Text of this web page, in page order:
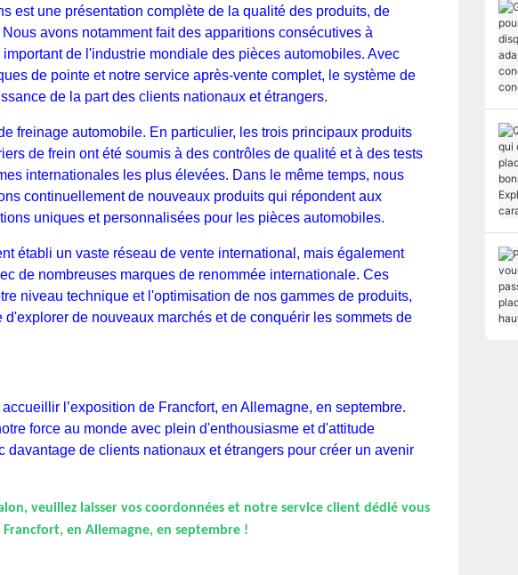
est une présentation complète de la qualité des produits, de
avons notamment fait des apparitions consécutives à
de l'industrie mondiale des pièces automobiles. Avec
de pointe et notre service après-vente complet, le système de
de la part des clients nationaux et étrangers.
freinage automobile. En particulier, les trois principaux produits
de frein ont été soumis à des contrôles de qualité et à des tests
internationales les plus élevées. Dans le même temps, nous
continuellement de nouveaux produits qui répondent aux
uniques et personnalisées pour les pièces automobiles.
établi un vaste réseau de vente international, mais également
de nombreuses marques de renommée internationale. Ces
niveau technique et l'optimisation de nos gammes de produits,
de nouveaux marchés et de conquérir les sommets de
l’exposition de Francfort, en Allemagne, en septembre.
force au monde avec plein d'enthousiasme et d'attitude
de clients nationaux et étrangers pour créer un avenir
veuillez laisser vos coordonnées et notre service client dédié vous
en Allemagne, en septembre !